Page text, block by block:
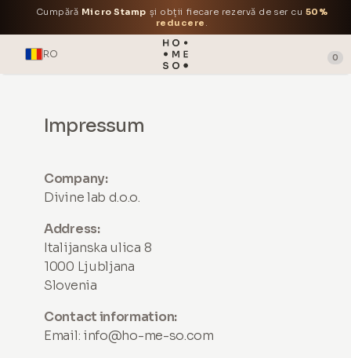
Cumpără Micro Stamp și obții fiecare rezervă de ser cu 50%
reducere .
RO 0
Impressum
Company:
Divine lab d.o.o.
Address:
Italijanska ulica 8
1000 Ljubljana
Slovenia
Contact information:
Email: info@ho-me-so.com